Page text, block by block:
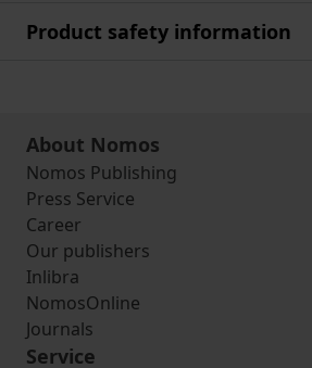
Product safety information
About Nomos
Nomos Publishing
Press Service
Career
Our publishers
Inlibra
NomosOnline
Journals
Service